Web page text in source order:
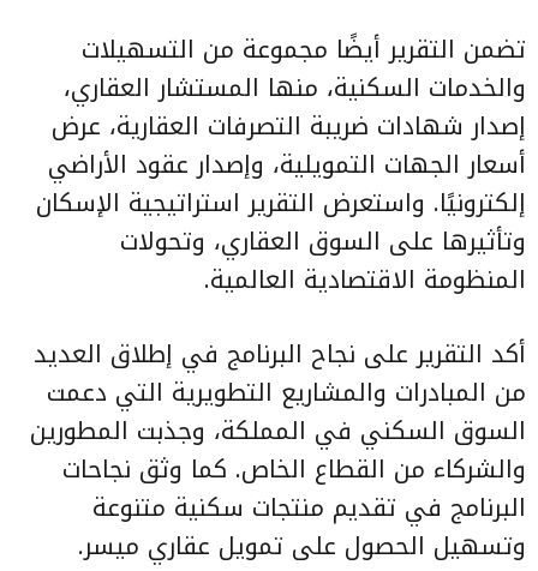
تضمن التقرير أيضًا مجموعة من التسهيلات
والخدمات السكنية، منها المستشار العقاري،
إصدار شهادات ضريبة التصرفات العقارية، عرض
أسعار الجهات التمويلية، وإصدار عقود الأراضي
إلكترونيًا. واستعرض التقرير استراتيجية الإسكان
وتأثيرها على السوق العقاري، وتحولات
المنظومة الاقتصادية العالمية.
أكد التقرير على نجاح البرنامج في إطلاق العديد
من المبادرات والمشاريع التطويرية التي دعمت
السوق السكني في المملكة، وجذبت المطورين
والشركاء من القطاع الخاص. كما وثق نجاحات
البرنامج في تقديم منتجات سكنية متنوعة
وتسهيل الحصول على تمويل عقاري ميسر.